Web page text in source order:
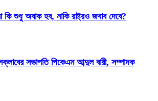
শুধু অবাক হব, নাকি রাষ্ট্রও জবাব দেবে?
সভাপতি পিকেএম আব্দুল বারী, সম্পাদক